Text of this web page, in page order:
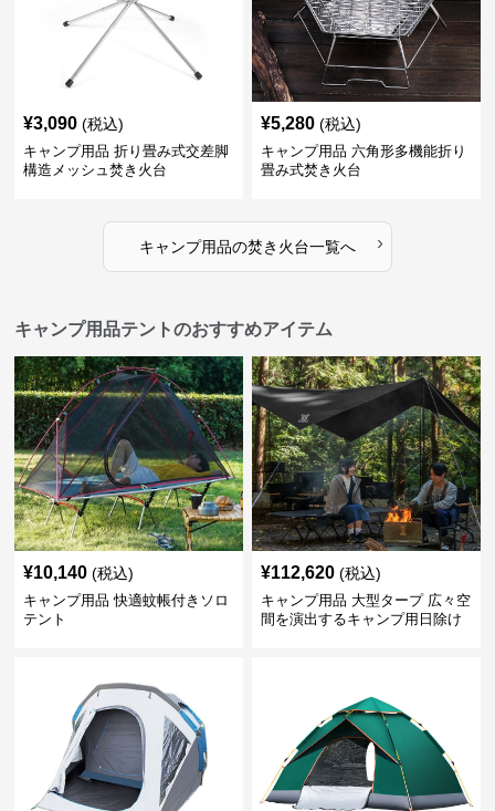
¥3,090 (税込)
キャンプ用品 折り畳み式交差脚
構造メッシュ焚き火台
¥5,280 (税込)
キャンプ用品 六角形多機能折り
畳み式焚き火台
キャンプ用品の焚き火台一覧へ ›
キャンプ用品テントのおすすめアイテム
¥10,140 (税込)
キャンプ用品 快適蚊帳付きソロ
テント
¥112,620 (税込)
キャンプ用品 大型タープ 広々空
間を演出するキャンプ用日除け